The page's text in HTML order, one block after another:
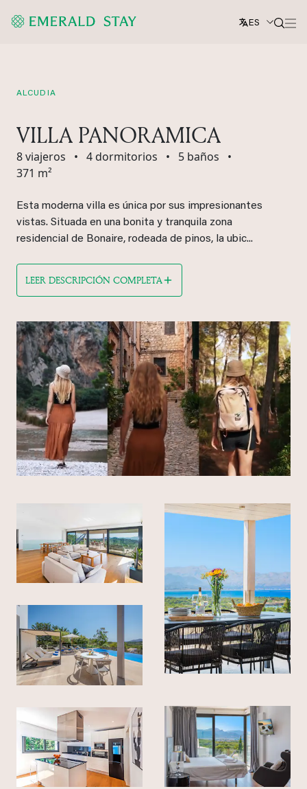
ES
ALCUDIA
VILLA PANORAMICA
8 viajeros • 4 dormitorios • 5 baños
•
371 m²
Esta moderna villa es única por sus impresionantes
vistas. Situada en una bonita y tranquila zona
residencial de Bonaire, rodeada de pinos, la ubic...
LEER DESCRIPCIÓN COMPLETA